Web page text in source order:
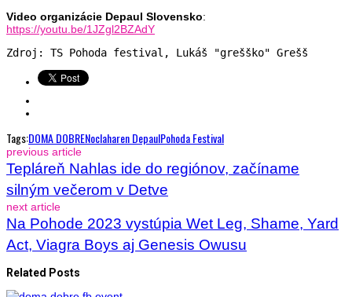
Video organizácie Depaul Slovensko:
https://youtu.be/1JZgl2BZAdY
Zdroj: TS Pohoda festival, Lukáš "grešško" Grešš
Tags:DOMA DOBRENoclaharen DepaulPohoda Festival
previous article
Tepláreň Nahlas ide do regiónov, začíname
silným večerom v Detve
next article
Na Pohode 2023 vystúpia Wet Leg, Shame, Yard
Act, Viagra Boys aj Genesis Owusu
Related Posts